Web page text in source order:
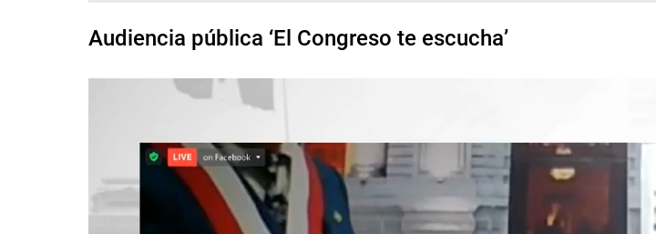
Audiencia pública ‘El Congreso te escucha’